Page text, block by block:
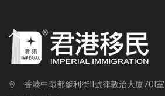
香港中環都爹利街11號律敦治大廈701室